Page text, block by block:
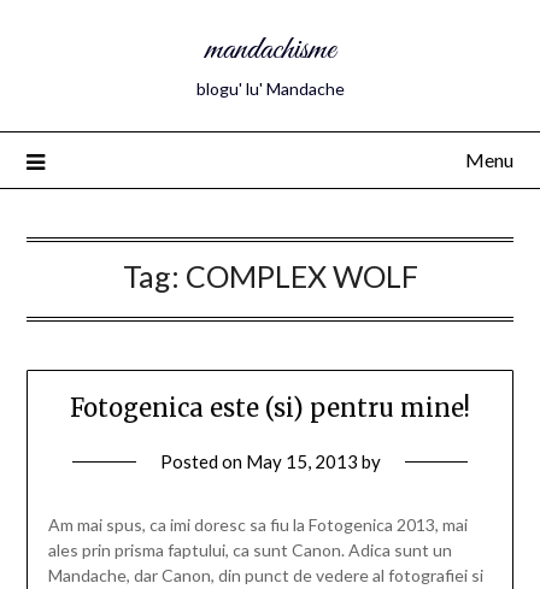
mandachisme
blogu' lu' Mandache
Menu
Tag: COMPLEX WOLF
Fotogenica este (si) pentru mine!
Posted on May 15, 2013 by
Am mai spus, ca imi doresc sa fiu la Fotogenica 2013, mai
ales prin prisma faptului, ca sunt Canon. Adica sunt un
Mandache, dar Canon, din punct de vedere al fotografiei si